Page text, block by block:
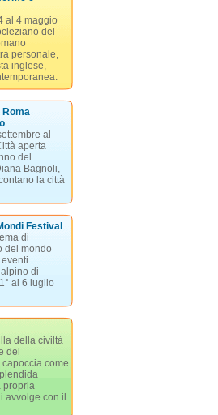
al 4 maggio
del
personale,
inglese,
al
aperta
del
Bagnoli,
la città
Festival
di
del mondo
di
al 6 luglio
della civiltà
del
come
propria
avvolge con il